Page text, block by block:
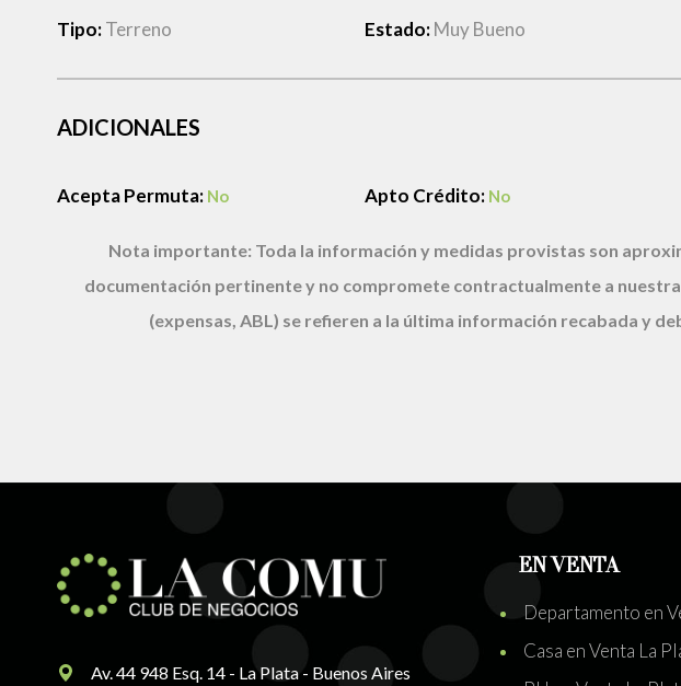
Tipo:Terreno
Estado:Muy Bueno
ADICIONALES
Acepta Permuta: No Apto Crédito: No
Nota importante: Toda la información y medidas provistas son
documentación pertinente y no compromete contractualmente a
(expensas, ABL) se refieren a la última información recabada y
Av. 44 948 Esq. 14 - La Plata - Buenos Aires
EN VENTA
Departamento en
Casa en Venta La